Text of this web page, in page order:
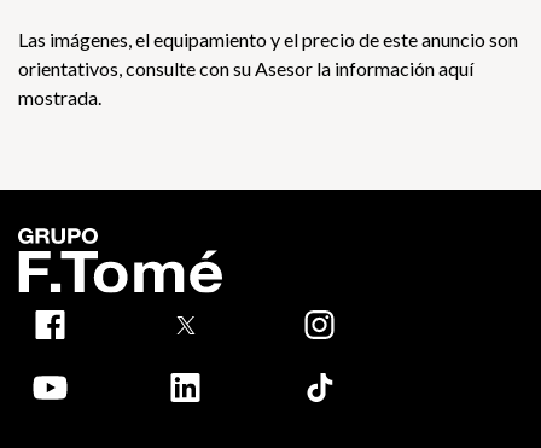
Las imágenes, el equipamiento y el precio de este anuncio son
orientativos, consulte con su Asesor la información aquí
mostrada.